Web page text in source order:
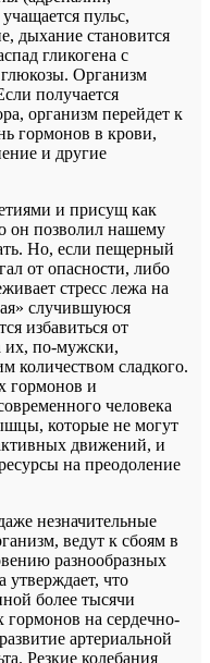
пульс,
дыхание становится
гликогена с
Организм
получается
организм перейдет к
гормонов в крови,
и другие
и присущ как
он позволил нашему
Но, если пещерный
от опасности, либо
стресс лежа на
случившуюся
избавиться от
их, по-мужски,
количеством сладкого.
гормонов и
человека
которые не могут
движений, и
на преодоление
незначительные
ведут к сбоям в
разнообразных
утверждает, что
более тысячи
гормонов на сердечно-
артериальной
Резкие колебания